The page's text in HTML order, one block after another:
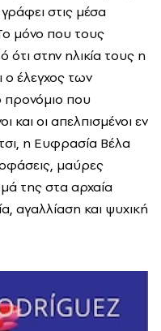
στις μέσα
μόνο που τους
ότι στην ηλικία τους η
ο έλεγχος των
προνόμιο που
και οι απελπισμένοι εν
η Ευφρασία Βέλα
μαύρες
της στα αρχαία
αγαλλίαση και ψυχική